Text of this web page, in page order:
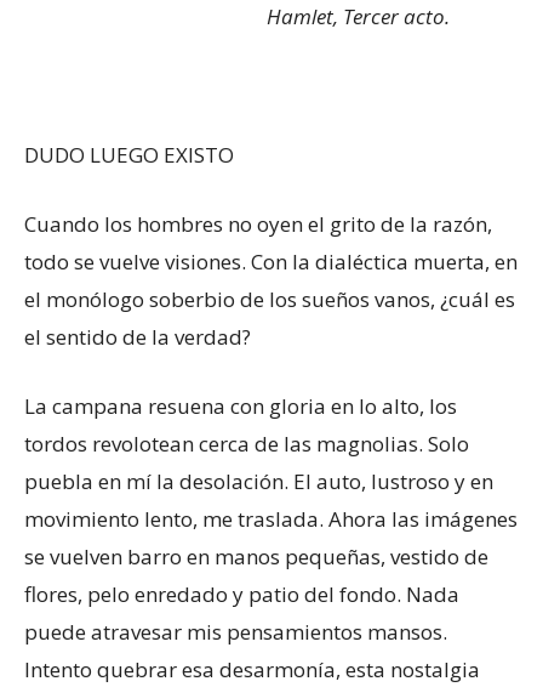
Hamlet, Tercer acto.
DUDO LUEGO EXISTO
Cuando los hombres no oyen el grito de la razón,
todo se vuelve visiones. Con la dialéctica muerta, en
el monólogo soberbio de los sueños vanos, ¿cuál es
el sentido de la verdad?
La campana resuena con gloria en lo alto, los
tordos revolotean cerca de las magnolias. Solo
puebla en mí la desolación. El auto, lustroso y en
movimiento lento, me traslada. Ahora las imágenes
se vuelven barro en manos pequeñas, vestido de
flores, pelo enredado y patio del fondo. Nada
puede atravesar mis pensamientos mansos.
Intento quebrar esa desarmonía, esta nostalgia